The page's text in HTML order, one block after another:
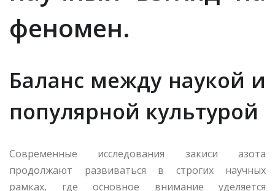
феномен.
Баланс между наукой и
популярной культурой
Современные исследования закиси азота
продолжают развиваться в строгих научных
рамках, где основное внимание уделяется